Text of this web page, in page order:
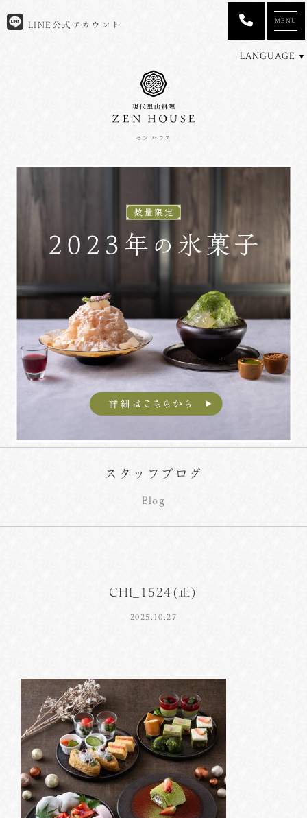
ゼン ハウス
LINE公式アカウント
LANGUAGE
MENU
スタッフブログ
Blog
CHI_1524(正)
2025.10.27